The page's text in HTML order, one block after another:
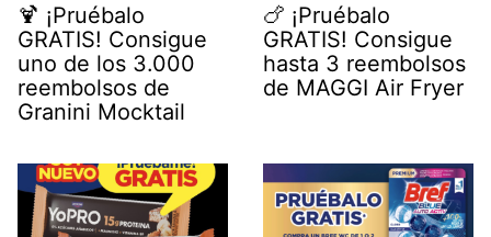
🍹 ¡Pruébalo
GRATIS! Consigue
uno de los 3.000
reembolsos de
Granini Mocktail
🍗 ¡Pruébalo
GRATIS! Consigue
hasta 3 reembolsos
de MAGGI Air Fryer